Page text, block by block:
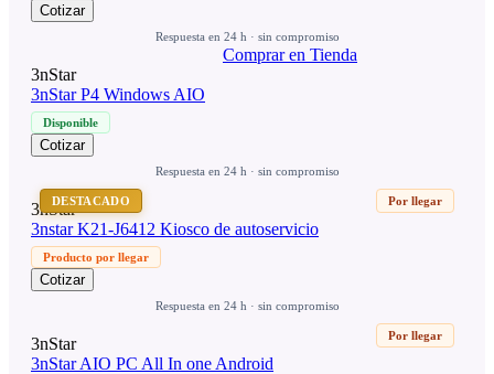
Cotizar
Respuesta en 24 h · sin compromiso
Comprar en Tienda
3nStar
3nStar P4 Windows AIO
Disponible
Cotizar
Respuesta en 24 h · sin compromiso
Por llegar
DESTACADO
3nStar
3nstar K21-J6412 Kiosco de autoservicio
Producto por llegar
Cotizar
Respuesta en 24 h · sin compromiso
Por llegar
3nStar
3nStar AIO PC All In one Android